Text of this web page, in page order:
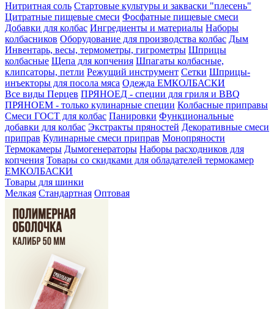
Нитритная соль Стартовые культуры и закваски "плесень"
Цитратные пищевые смеси Фосфатные пищевые смеси
Добавки для колбас Ингредиенты и материалы Наборы
колбасников Оборудование для производства колбас Дым
Инвентарь, весы, термометры, гигрометры Шприцы
колбасные Щепа для копчения Шпагаты колбасные,
клипсаторы, петли Режущий инструмент Сетки Шприцы-
инъекторы для посола мяса Одежда ЕМКОЛБАСКИ
Все виды Перцев ПРЯНОЕД - специи для гриля и BBQ
ПРЯНОЕМ - только кулинарные специи Колбасные приправы
Смеси ГОСТ для колбас Панировки Функциональные
добавки для колбас Экстракты пряностей Декоративные смеси
приправ Кулинарные смеси приправ Монопряности
Термокамеры Дымогенераторы Наборы расходников для
копчения Товары со скидками для обладателей термокамер
ЕМКОЛБАСКИ
Товары для шинки
Мелкая Стандартная Оптовая